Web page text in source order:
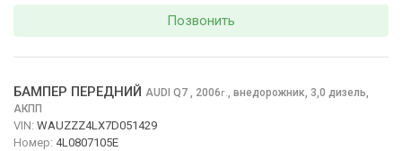
Позвонить
БАМПЕР ПЕРЕДНИЙ AUDI Q7 , 2006г., внедорожник, 3,0 дизель,
АКПП
VIN: WAUZZZ4LX7D051429
Номер: 4L0807105E